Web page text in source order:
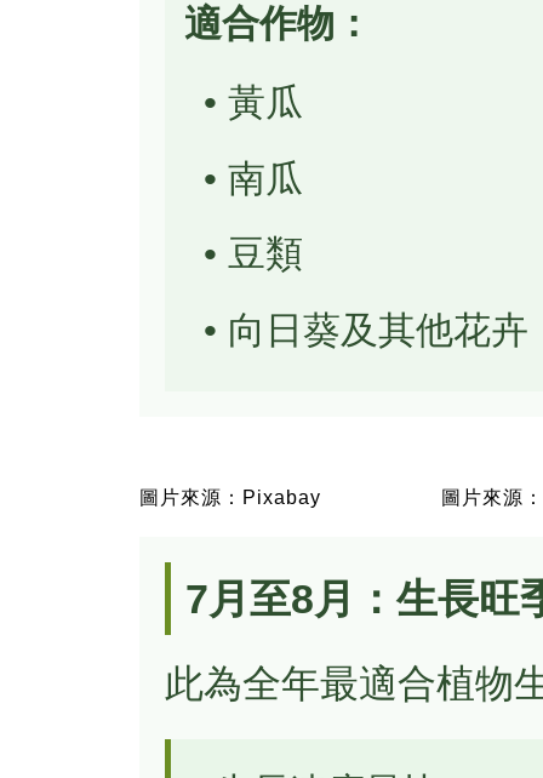
適合作物：
• 黃瓜
• 南瓜
• 豆類
• 向日葵及其他花卉
圖片來源：Pixabay 圖片來源
7月至8月：生長旺
此為全年最適合植物